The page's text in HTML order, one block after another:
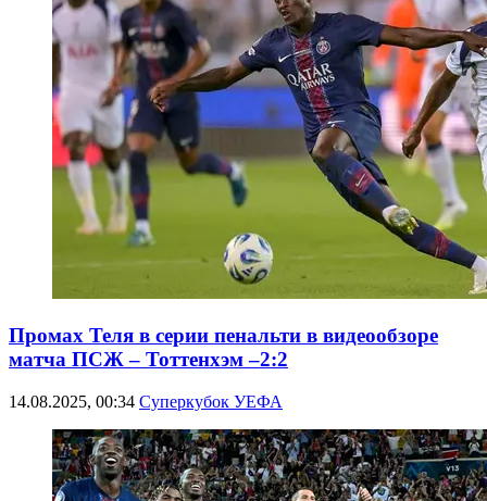
Промах Теля в серии пенальти в видеообзоре
матча ПСЖ – Тоттенхэм –2:2
14.08.2025, 00:34 Суперкубок УЕФА